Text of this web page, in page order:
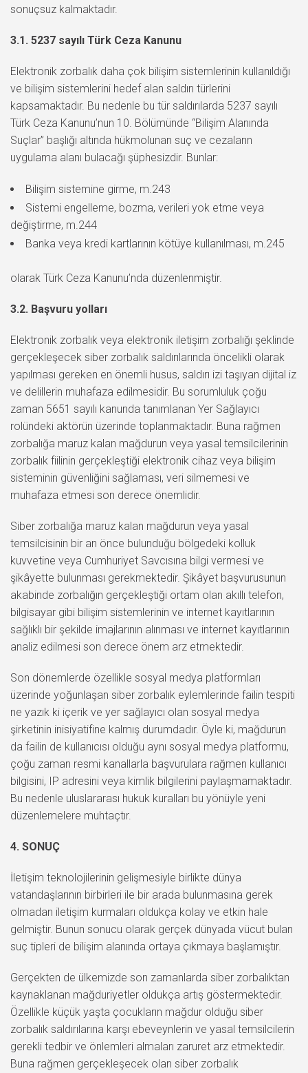
sonuçsuz kalmaktadır.
3.1. 5237 sayılı Türk Ceza Kanunu
Elektronik zorbalık daha çok bilişim sistemlerinin kullanıldığı
ve bilişim sistemlerini hedef alan saldırı türlerini
kapsamaktadır. Bu nedenle bu tür saldırılarda 5237 sayılı
Türk Ceza Kanunu’nun 10. Bölümünde “Bilişim Alanında
Suçlar” başlığı altında hükmolunan suç ve cezaların
uygulama alanı bulacağı şüphesizdir. Bunlar:
Bilişim sistemine girme, m.243
Sistemi engelleme, bozma, verileri yok etme veya
değiştirme, m.244
Banka veya kredi kartlarının kötüye kullanılması, m.245
olarak Türk Ceza Kanunu’nda düzenlenmiştir.
3.2. Başvuru yolları
Elektronik zorbalık veya elektronik iletişim zorbalığı şeklinde
gerçekleşecek siber zorbalık saldırılarında öncelikli olarak
yapılması gereken en önemli husus, saldırı izi taşıyan dijital iz
ve delillerin muhafaza edilmesidir. Bu sorumluluk çoğu
zaman 5651 sayılı kanunda tanımlanan Yer Sağlayıcı
rolündeki aktörün üzerinde toplanmaktadır. Buna rağmen
zorbalığa maruz kalan mağdurun veya yasal temsilcilerinin
zorbalık fiilinin gerçekleştiği elektronik cihaz veya bilişim
sisteminin güvenliğini sağlaması, veri silmemesi ve
muhafaza etmesi son derece önemlidir.
Siber zorbalığa maruz kalan mağdurun veya yasal
temsilcisinin bir an önce bulunduğu bölgedeki kolluk
kuvvetine veya Cumhuriyet Savcısına bilgi vermesi ve
şikâyette bulunması gerekmektedir. Şikâyet başvurusunun
akabinde zorbalığın gerçekleştiği ortam olan akıllı telefon,
bilgisayar gibi bilişim sistemlerinin ve internet kayıtlarının
sağlıklı bir şekilde imajlarının alınması ve internet kayıtlarının
analiz edilmesi son derece önem arz etmektedir.
Son dönemlerde özellikle sosyal medya platformları
üzerinde yoğunlaşan siber zorbalık eylemlerinde failin tespiti
ne yazık ki içerik ve yer sağlayıcı olan sosyal medya
şirketinin inisiyatifine kalmış durumdadır. Öyle ki, mağdurun
da failin de kullanıcısı olduğu aynı sosyal medya platformu,
çoğu zaman resmi kanallarla başvurulara rağmen kullanıcı
bilgisini, IP adresini veya kimlik bilgilerini paylaşmamaktadır.
Bu nedenle uluslararası hukuk kuralları bu yönüyle yeni
düzenlemelere muhtaçtır.
4. SONUÇ
İletişim teknolojilerinin gelişmesiyle birlikte dünya
vatandaşlarının birbirleri ile bir arada bulunmasına gerek
olmadan iletişim kurmaları oldukça kolay ve etkin hale
gelmiştir. Bunun sonucu olarak gerçek dünyada vücut bulan
suç tipleri de bilişim alanında ortaya çıkmaya başlamıştır.
Gerçekten de ülkemizde son zamanlarda siber zorbalıktan
kaynaklanan mağduriyetler oldukça artış göstermektedir.
Özellikle küçük yaşta çocukların mağdur olduğu siber
zorbalık saldırılarına karşı ebeveynlerin ve yasal temsilcilerin
gerekli tedbir ve önlemleri almaları zaruret arz etmektedir.
Buna rağmen gerçekleşecek olan siber zorbalık